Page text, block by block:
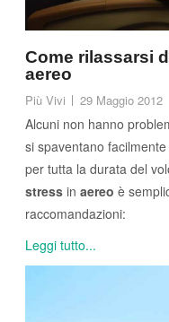
Come rilassarsi
aereo
Più Vivi 29 Maggio 2012
Alcuni non hanno
si spaventano
per tutta la durata del
stress in aereo è
raccomandazioni:
Leggi tutto...